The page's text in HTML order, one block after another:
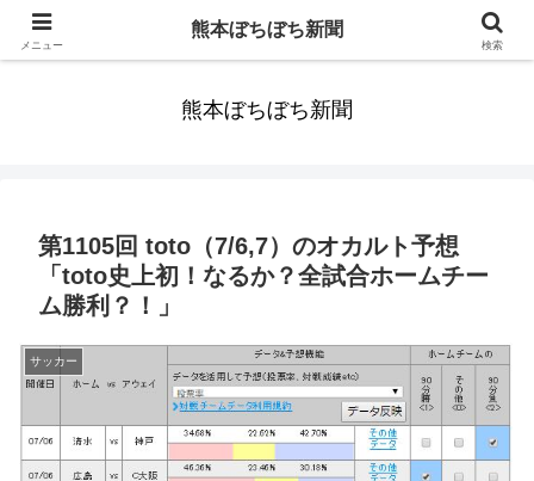
みんなまだ気づかずすごしていたんだわ。ずっといっしょに歩いてゆけるっ
熊本ぼちぼち新聞
第1105回 toto（7/6,7）のオカルト予想
「toto史上初！なるか？全試合ホームチー
ム勝利？！」
サッカー
メニュー
熊本ぼちぼち新聞
検索